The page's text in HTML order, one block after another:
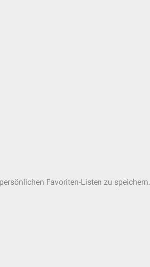
Favoriten-Listen zu speichern.